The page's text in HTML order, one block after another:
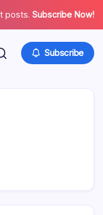
posts. Subscribe Now!
Subscribe